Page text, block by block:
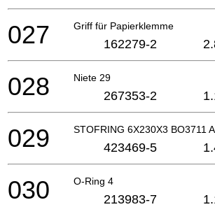
Griff für Papierklemme
027 162279-2
Niete 29
028 267353-2
STOFRING 6X230X3 BO3711 A
029 423469-5
O-Ring 4
030 213983-7